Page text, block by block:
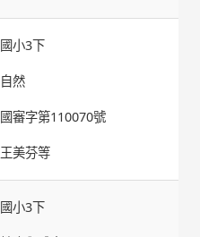
國小3下
自然
國審字第110070號
王美芬等
國小3下